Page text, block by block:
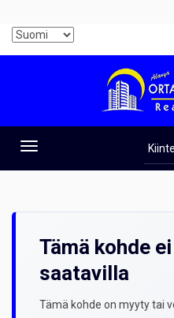
Toggle
navigation
tunnus
Tämä kohde
saatavilla
Tämä kohde on myyty tai